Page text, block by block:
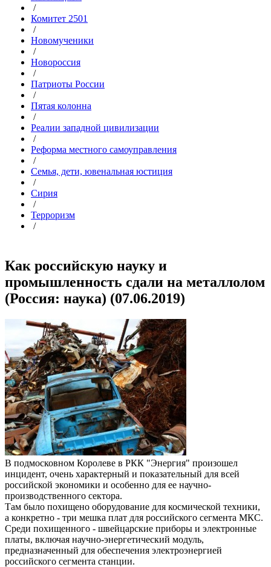
/
Комитет 2501
/
Новомученики
/
Новороссия
/
Патриоты России
/
Пятая колонна
/
Реалии западной цивилизации
/
Реформа местного самоуправления
/
Семья, дети, ювенальная юстиция
/
Сирия
/
Терроризм
/
Как российскую науку и
промышленность сдали на металлолом
(Россия: наука) (07.06.2019)
В подмосковном Королеве в РКК "Энергия" произошел
инцидент, очень характерный и показательный для всей
российской экономики и особенно для ее научно-
производственного сектора.
Там было похищено оборудование для космической техники,
а конкретно - три мешка плат для российского сегмента МКС.
Среди похищенного - швейцарские приборы и электронные
платы, включая научно-энергетический модуль,
предназначенный для обеспечения электроэнергией
российского сегмента станции.